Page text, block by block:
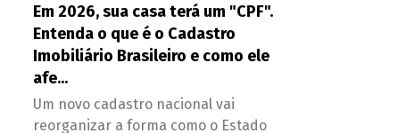
Em 2026, sua casa terá um "CPF".
Entenda o que é o Cadastro
Imobiliário Brasileiro e como ele
afe...
Um novo cadastro nacional vai
reorganizar a forma como o Estado